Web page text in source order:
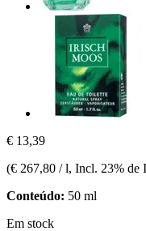
€ 13,39
(€ 267,80 / l, Incl. 23% de
Conteúdo: 50 ml
Em stock